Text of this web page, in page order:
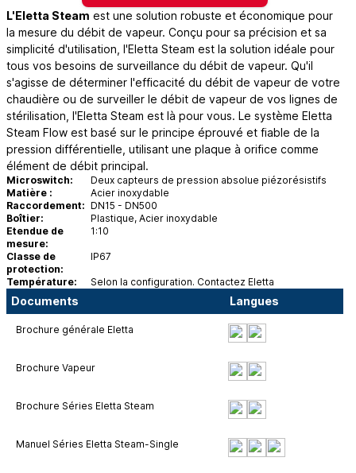
L'Eletta Steam est une solution robuste et économique pour
la mesure du débit de vapeur. Conçu pour sa précision et sa
simplicité d'utilisation, l'Eletta Steam est la solution idéale pour
tous vos besoins de surveillance du débit de vapeur. Qu'il
s'agisse de déterminer l'efficacité du débit de vapeur de votre
chaudière ou de surveiller le débit de vapeur de vos lignes de
stérilisation, l'Eletta Steam est là pour vous. Le système Eletta
Steam Flow est basé sur le principe éprouvé et fiable de la
pression différentielle, utilisant une plaque à orifice comme
élément de débit principal.
Microswitch:
Deux capteurs de pression absolue piézorésistifs
Matière :
Acier inoxydable
Raccordement: DN15 - DN500
Boîtier:
Plastique, Acier inoxydable
Etendue de
mesure:
1:10
Classe de
protection:
IP67
Température: Selon la configuration. Contactez Eletta
Documents Langues
Brochure générale Eletta
Brochure Vapeur
Brochure Séries Eletta Steam
Manuel Séries Eletta Steam-Single